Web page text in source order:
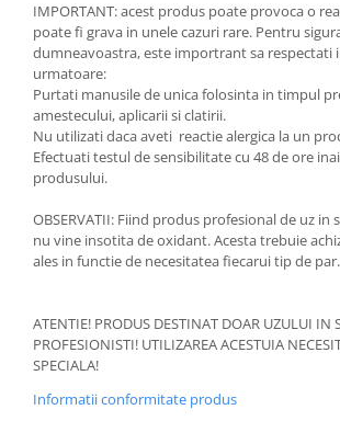
IMPORTANT: acest produs poate provoca o
poate fi grava in unele cazuri rare. Pentru
dumneavoastra, este importrant sa respectati
urmatoare:
Purtati manusile de unica folosinta in timpul
amestecului, aplicarii si clatirii.
Nu utilizati daca aveti reactie alergica la un
Efectuati testul de sensibilitate cu 48 de ore
produsului.
OBSERVATII: Fiind produs profesional de uz in
nu vine insotita de oxidant. Acesta trebuie
ales in functie de necesitatea fiecarui tip de
ATENTIE! PRODUS DESTINAT DOAR UZULUI IN
PROFESIONISTI! UTILIZAREA ACESTUIA
SPECIALA!
Informatii conformitate produs